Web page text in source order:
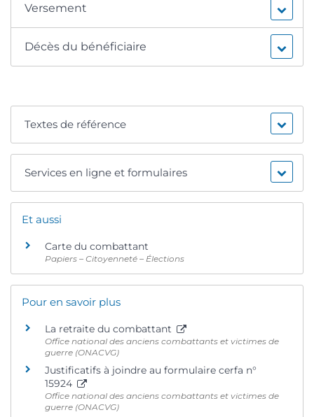
Versement
Décès du bénéficiaire
Textes de référence
Services en ligne et formulaires
Et aussi
Carte du combattant
Papiers – Citoyenneté – Élections
Pour en savoir plus
La retraite du combattant
Office national des anciens combattants et victimes de
guerre (ONACVG)
Justificatifs à joindre au formulaire cerfa n°
15924
Office national des anciens combattants et victimes de
guerre (ONACVG)